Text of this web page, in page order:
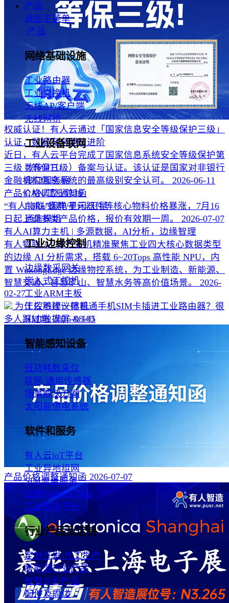
产品
返回主菜单
产品
网络基础设施
工业路由器
工业交换机
无线AP/客户端
无线网桥
工业设备联网
数传DTU
串口服务器
CAN/工业总线
LoRa/蜂群/星闪/卫星
通信模组
工业边缘控制
边缘数采网关
嵌入式工控机
工业ARM主板
工控触摸一体机
HMI触摸屏 & I/O
智能感知设备
低功耗数采仪
联网/通用传感器
场景解决方案
太阳能供电系统
软件和服务
有人云loT平台
工业异地组网
SIM流量服务
边缘WukongEdge
工业数采平台
行业产品及定制
定制开发/代工生产
新能源行业产品
智慧水利产品
配件及周边
权威认证！有人云通过「国家信息安全等级保护三级」
认证，数据安全硬核进阶
近日，有人云平台完成了国家信息系统安全等级保护第
三级（等保三级）备案与认证。该认证是国家对非银行
金融机构信息系统的最高级别安全认可。 2026-06-11
产品价格调整通知函
“有人物联”因电子元器件等核心物料价格暴涨，7月16
日起上调多类产品价格，报价有效期一周。 2026-07-07
有人AI算力主机 | 多源数据，AI分析，边缘智理
有人物联 AI 算力主机精准聚焦工业四大核心数据类型
的边缘 AI 分析需求，搭载 6~20Tops 高性能 NPU，内
置 WukongEdge 边缘物控系统，为工业制造、新能源、
智慧交通、智慧矿山、智慧水务等高价值场景。 2026-
02-27
为什么不建议把普通手机SIM卡插进工业路由器？很
多人踩过坑 2026-08-05
产品价格调整通知函 2026-07-07